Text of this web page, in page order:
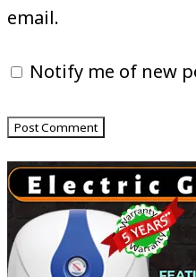
email.
Notify me of new